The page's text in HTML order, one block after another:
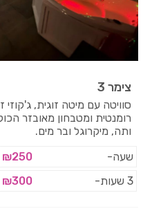
צימר 3
סוויטה עם מיטה זוגית,
רומנטית ומטבחון מאובזר
ותה, מיקרוגל ובר מים.
שעה-
₪250
3 שעות-
₪300